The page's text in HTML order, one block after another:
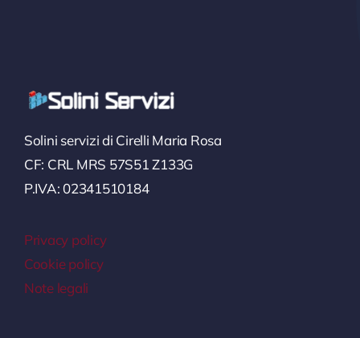
Solini servizi di Cirelli Maria Rosa
CF: CRL MRS 57S51 Z133G
P.IVA: 02341510184
Privacy policy
Cookie policy
Note legali